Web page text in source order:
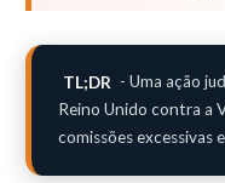
TL;DR - Uma ação
Reino Unido contra a
comissões excessivas